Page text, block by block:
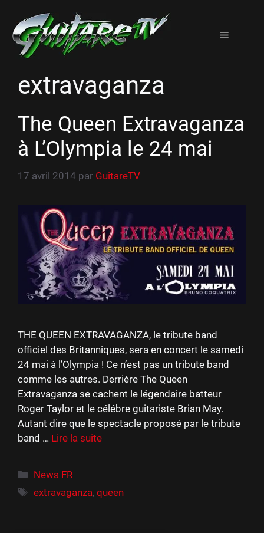
contenu
Menu
extravaganza
The Queen Extravaganza
à L’Olympia le 24 mai
17 avril 2014 par GuitareTV
THE QUEEN EXTRAVAGANZA, le tribute band
officiel des Britanniques, sera en concert le samedi
24 mai à l’Olympia ! Ce n’est pas un tribute band
comme les autres. Derrière The Queen
Extravaganza se cachent le légendaire batteur
Roger Taylor et le célébre guitariste Brian May.
Autant dire que le spectacle proposé par le tribute
band … Lire la suite
Catégories
News FR
Étiquettes
extravaganza,queen